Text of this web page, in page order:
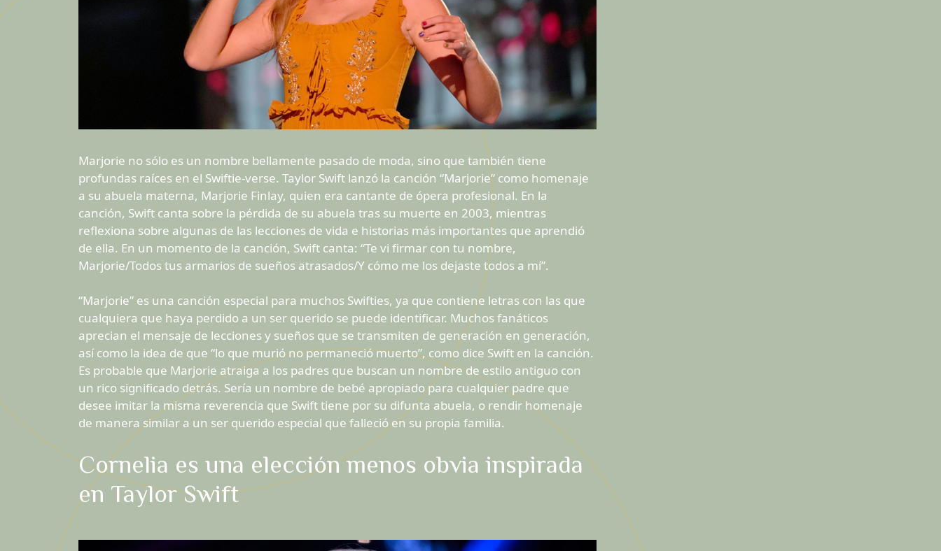
Marjorie no sólo es un nombre bellamente pasado de moda, sino que también tiene
profundas raíces en el Swiftie-verse. Taylor Swift lanzó la canción “Marjorie” como homenaje
a su abuela materna, Marjorie Finlay, quien era cantante de ópera profesional. En la
canción, Swift canta sobre la pérdida de su abuela tras su muerte en 2003, mientras
reflexiona sobre algunas de las lecciones de vida e historias más importantes que aprendió
de ella. En un momento de la canción, Swift canta: “Te vi firmar con tu nombre,
Marjorie/Todos tus armarios de sueños atrasados/Y cómo me los dejaste todos a mí”.
“Marjorie” es una canción especial para muchos Swifties, ya que contiene letras con las que
cualquiera que haya perdido a un ser querido se puede identificar. Muchos fanáticos
aprecian el mensaje de lecciones y sueños que se transmiten de generación en generación,
así como la idea de que “lo que murió no permaneció muerto”, como dice Swift en la canción.
Es probable que Marjorie atraiga a los padres que buscan un nombre de estilo antiguo con
un rico significado detrás. Sería un nombre de bebé apropiado para cualquier padre que
desee imitar la misma reverencia que Swift tiene por su difunta abuela, o rendir homenaje
de manera similar a un ser querido especial que falleció en su propia familia.
Cornelia es una elección menos obvia inspirada
en Taylor Swift